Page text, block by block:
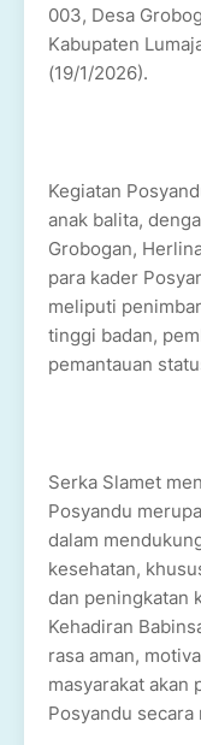
003, Desa
Kabupaten
(19/1/2026).
Kegiatan
anak balita,
Grobogan,
para kader
meliputi
tinggi badan,
pemantauan
Serka Slamet
Posyandu
dalam
kesehatan,
dan peningkatan
Kehadiran
rasa aman,
masyarakat akan
Posyandu secara